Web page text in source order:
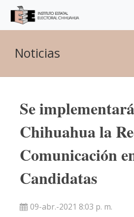
Noticias
Se
Chihuahua la
Comunicación
Candidatas
09-abr.-2021 8:03 p. m.